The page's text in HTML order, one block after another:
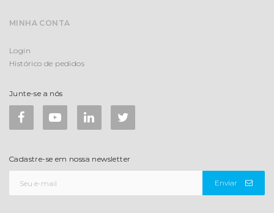
MINHA CONTA
Login
Histórico de pedidos
Junte-se a nós
Cadastre-se em nossa newsletter
Enviar